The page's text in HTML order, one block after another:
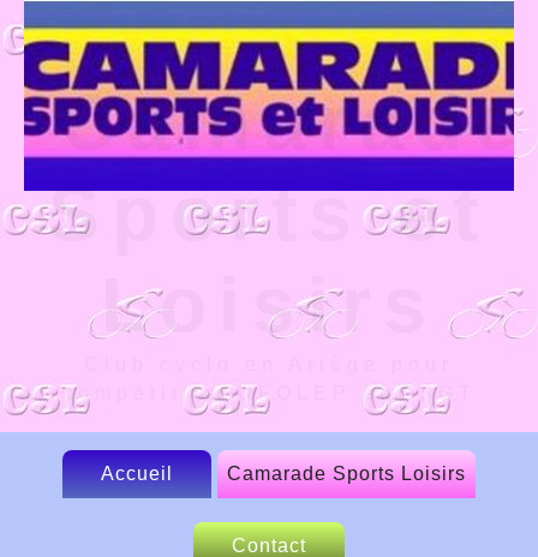
Camarade
Sports et
Loisirs
compétition UFOLEP et FSGT
Accueil Camarade Sports Loisirs
Le CSL
Contact